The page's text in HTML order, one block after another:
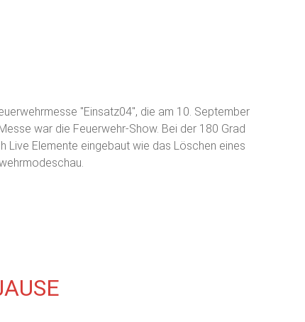
"Einsatz04", die am 10. September
war die Feuerwehr-Show. Bei der 180 Grad
Live Elemente eingebaut wie das Löschen eines